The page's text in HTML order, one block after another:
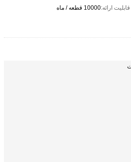
قابلیت ارائه:10000 قطعه / ماه